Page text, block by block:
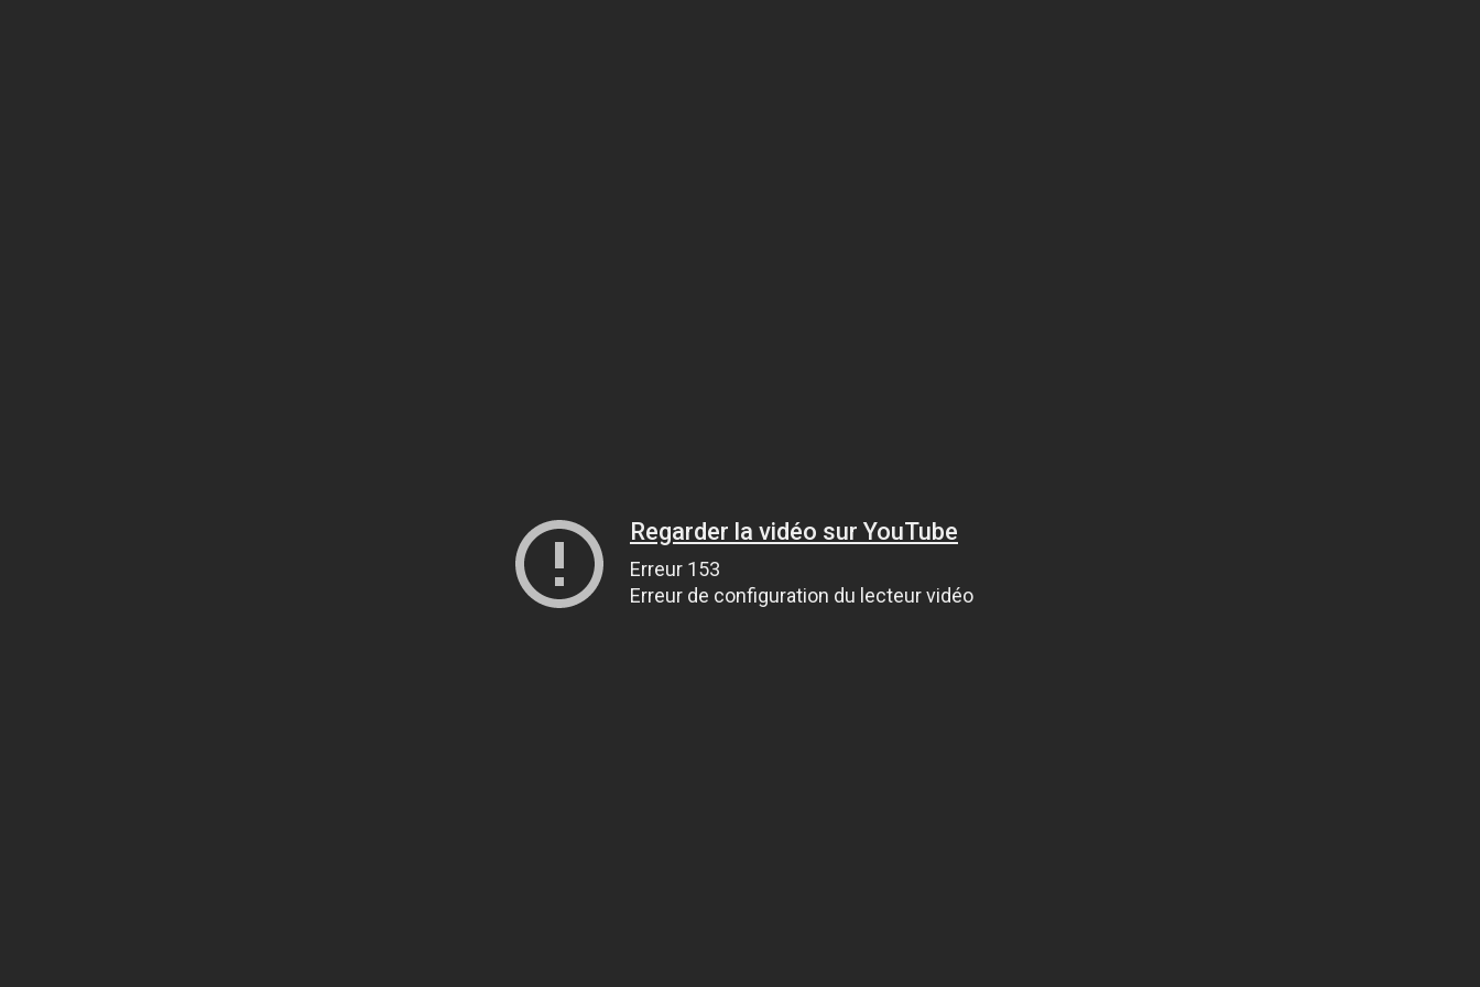
Regarder la vidéo sur YouTube
Erreur 153
Erreur de configuration du lecteur vidéo